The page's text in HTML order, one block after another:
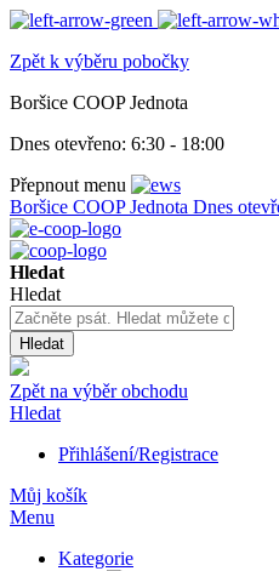
Zpět k výběru pobočky
Boršice COOP Jednota
Dnes otevřeno: 6:30 - 18:00
Přepnout menu
Boršice COOP Jednota Dnes
Hledat
Hledat
Hledat
Zpět na výběr obchodu
Hledat
Přihlášení/Registrace
Můj košík
Menu
Kategorie